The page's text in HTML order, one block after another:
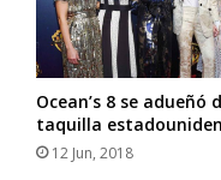
Ocean’s 8 se adueñó
taquilla
12 Jun, 2018